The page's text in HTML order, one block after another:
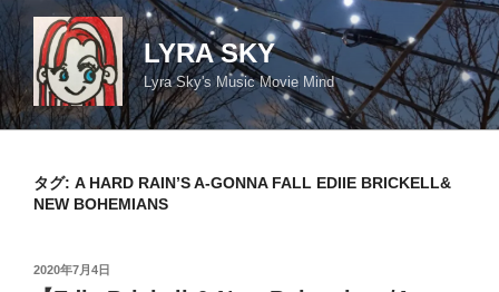
コ
ン
テ
ン
ツ
LYRA SKY
Lyra Sky's Music Movie Mind
タグ: A HARD RAIN’S A-GONNA FALL EDIIE BRICKELL&
NEW BOHEMIANS
投
2020年7月4日